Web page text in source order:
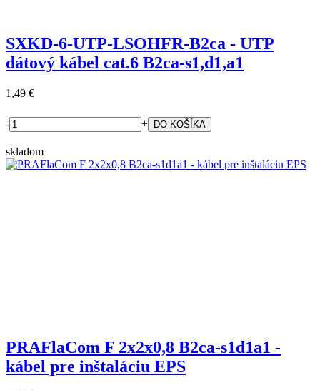
SXKD-6-UTP-LSOHFR-B2ca - UTP
dátový kábel cat.6 B2ca-s1,d1,a1
1,49 €
- +
skladom
PRAFlaCom F 2x2x0,8 B2ca-s1d1a1 -
kábel pre inštaláciu EPS